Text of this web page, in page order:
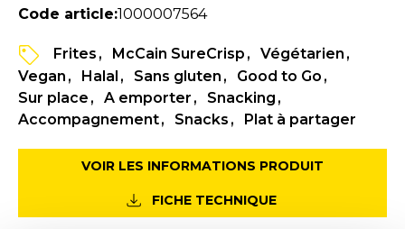
Code article:1000007564
Frites McCain SureCrisp
Végétarien
Vegan
Halal Sans gluten
Good to Go
Sur place
A emporter
Snacking
Accompagnement
Snacks Plat à partager
VOIR LES INFORMATIONS PRODUIT
FICHE TECHNIQUE